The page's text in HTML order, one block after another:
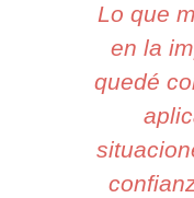
Lo que
en la
quedé